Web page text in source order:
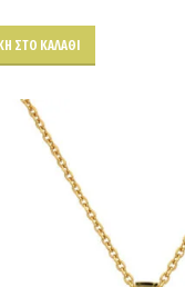
ΣΤΟ ΚΑΛΆΘΙ